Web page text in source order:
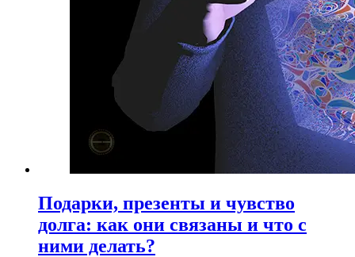
Подарки, презенты и чувство
долга: как они связаны и что с
ними делать?